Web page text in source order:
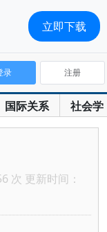
国际关系 社会学
录 注册
次 更新时间：
立即下载